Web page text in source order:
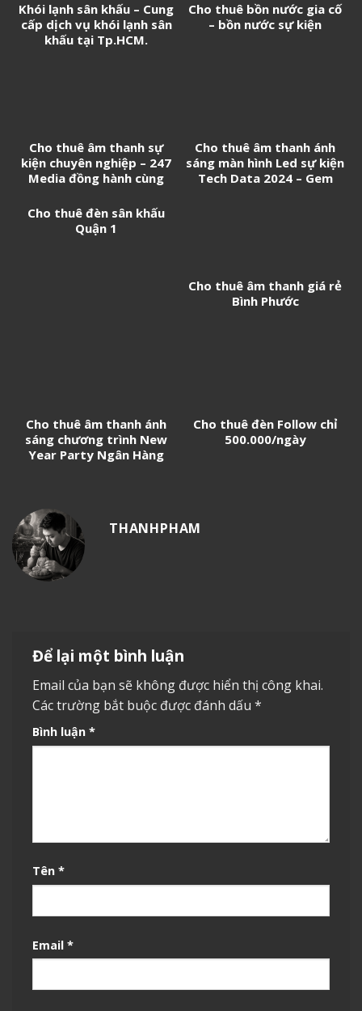
Khói lạnh sân khấu – Cung
cấp dịch vụ khói lạnh sân
khấu tại Tp.HCM.
Cho thuê bồn nước gia cố
– bồn nước sự kiện
Cho thuê âm thanh sự
kiện chuyên nghiệp – 247
Media đồng hành cùng
Cho thuê âm thanh ánh
sáng màn hình Led sự kiện
Tech Data 2024 – Gem
Cho thuê đèn sân khấu
Quận 1
Cho thuê âm thanh giá rẻ
Bình Phước
Cho thuê âm thanh ánh
sáng chương trình New
Year Party Ngân Hàng
Cho thuê đèn Follow chỉ
500.000/ngày
THANHPHAM
Để lại một bình luận
Email của bạn sẽ không được hiển thị công khai.
Các trường bắt buộc được đánh dấu *
Bình luận *
Tên *
Email *